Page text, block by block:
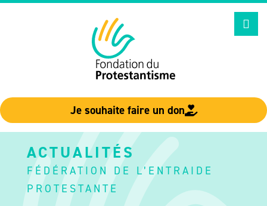
Je souhaite faire un don
ACTUALITÉS
FÉDÉRATION DE L’ENTRAIDE
PROTESTANTE